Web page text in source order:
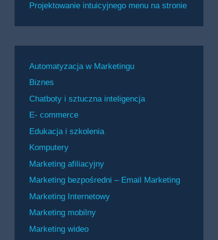
Projektowanie intuicyjnego menu na stronie
Automatyzacja w Marketingu
Biznes
Chatboty i sztuczna inteligencja
E- commerce
Edukacja i szkolenia
Komputery
Marketing afiliacyjny
Marketing bezpośredni – Email Marketing
Marketing Internetowy
Marketing mobilny
Marketing wideo